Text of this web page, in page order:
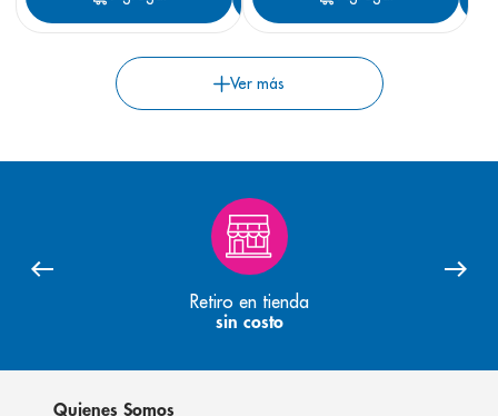
Retiro en tienda
sin costo
Quienes Somos